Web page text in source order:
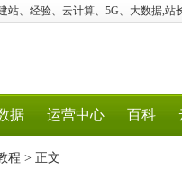
站、经验、云计算、5G、大数据,站
据 运营中心 百科
程 > 正文